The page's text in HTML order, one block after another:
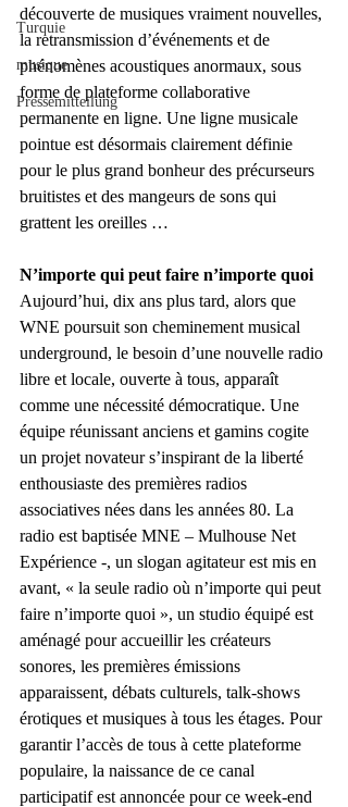
Turquie
musique
Pressemitteilung
découverte de musiques vraiment nouvelles,
la retransmission d’événements et de
phénomènes acoustiques anormaux, sous
forme de plateforme collaborative
permanente en ligne. Une ligne musicale
pointue est désormais clairement définie
pour le plus grand bonheur des précurseurs
bruitistes et des mangeurs de sons qui
grattent les oreilles …
N’importe qui peut faire n’importe quoi
Aujourd’hui, dix ans plus tard, alors que
WNE poursuit son cheminement musical
underground, le besoin d’une nouvelle radio
libre et locale, ouverte à tous, apparaît
comme une nécessité démocratique. Une
équipe réunissant anciens et gamins cogite
un projet novateur s’inspirant de la liberté
enthousiaste des premières radios
associatives nées dans les années 80. La
radio est baptisée MNE – Mulhouse Net
Expérience -, un slogan agitateur est mis en
avant, « la seule radio où n’importe qui peut
faire n’importe quoi », un studio équipé est
aménagé pour accueillir les créateurs
sonores, les premières émissions
apparaissent, débats culturels, talk-shows
érotiques et musiques à tous les étages. Pour
garantir l’accès de tous à cette plateforme
populaire, la naissance de ce canal
participatif est annoncée pour ce week-end